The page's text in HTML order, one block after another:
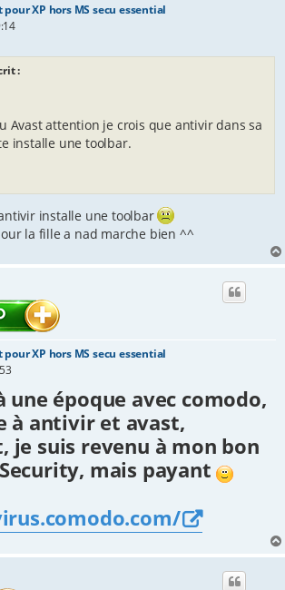
XP hors MS secu essential
:
Avast attention je crois que antivir dans sa
installe une toolbar.
installe une toolbar
la fille a nad marche bien ^^
XP hors MS secu essential
une époque avec comodo,
à antivir et avast,
je suis revenu à mon bon
mais payant